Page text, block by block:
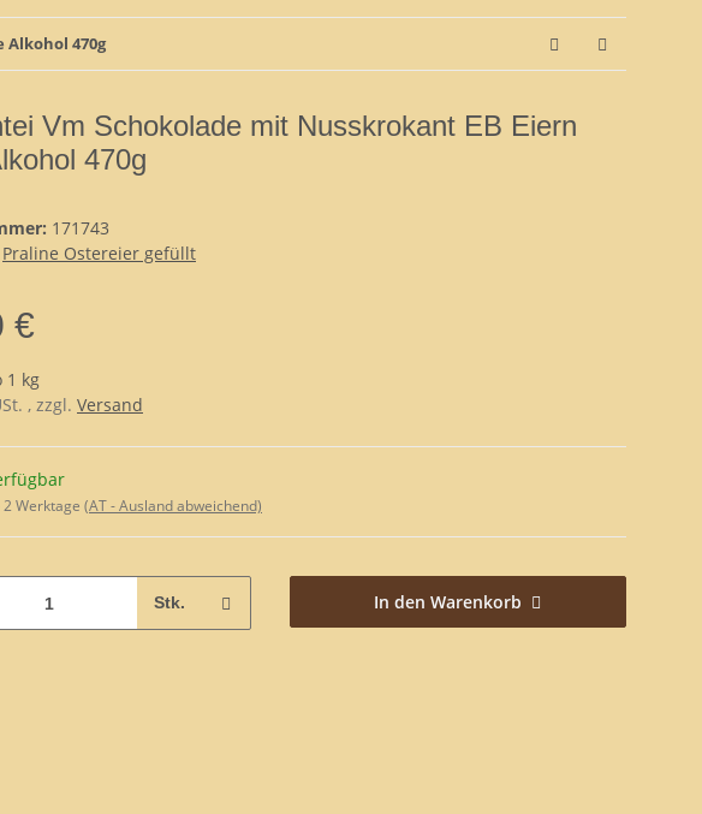
Alkohol 470g
Vm Schokolade mit Nusskrokant EB Eiern
470g
171743
Praline Ostereier gefüllt
€
1 kg
, zzgl. Versand
2 Werktage (AT - Ausland abweichend)
Stk. In den Warenkorb